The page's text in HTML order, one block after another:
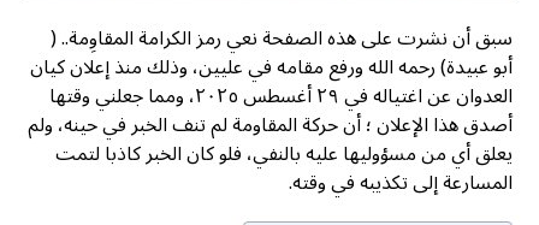
سبق أن نشرت على هذه الصفحة نعي رمز الكرامة المقاوِمة.. (
أبو عبيدة) رحمه الله ورفع مقامه في عليين، وذلك منذ إعلان كيان
العدوان عن اغتياله في ٢٩ أغسطس ٢٠٢٥، ومما جعلني وقتها
أصدق هذا الإعلان ؛ أن حركة المقاومة لم تنف الخبر في حينه، ولم
يعلق أي من مسؤوليها عليه بالنفي، فلو كان الخبر كاذبا لتمت
المسارعة إلى تكذيبه في وقته.